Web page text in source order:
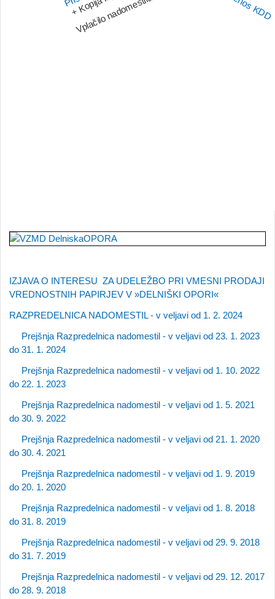
IZJAVA O INTERESU ZA UDELEŽBO PRI VMESNI PRODAJI
VREDNOSTNIH PAPIRJEV V »DELNIŠKI OPORI«
RAZPREDELNICA NADOMESTIL - v veljavi od 1. 2. 2024
Prejšnja Razpredelnica nadomestil - v veljavi od 23. 1. 2023
do 31. 1. 2024
Prejšnja Razpredelnica nadomestil - v veljavi od 1. 10. 2022
do 22. 1. 2023
Prejšnja Razpredelnica nadomestil - v veljavi od 1. 5. 2021
do 30. 9. 2022
Prejšnja Razpredelnica nadomestil - v veljavi od 21. 1. 2020
do 30. 4. 2021
Prejšnja Razpredelnica nadomestil - v veljavi od 1. 9. 2019
do 20. 1. 2020
Prejšnja Razpredelnica nadomestil - v veljavi od 1. 8. 2018
do 31. 8. 2019
Prejšnja Razpredelnica nadomestil - v veljavi od 29. 9. 2018
do 31. 7. 2019
Prejšnja Razpredelnica nadomestil - v veljavi od 29. 12. 2017
do 28. 9. 2018